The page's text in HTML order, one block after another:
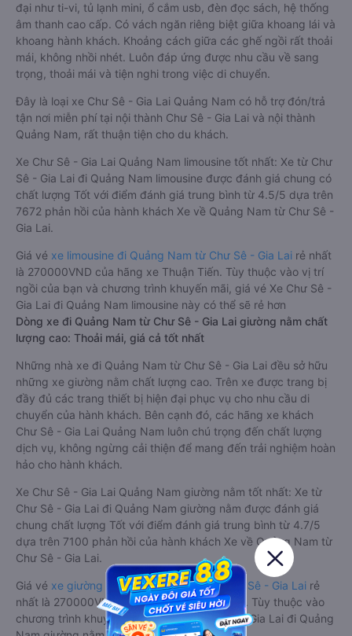
đại như ti-vi, tủ lạnh mini, ổ cắm usb, đèn đọc sách, hệ thống
âm thanh cao cấp. Có vách ngăn riêng biệt giữa khoang lái và
khoang hành khách. Khoảng cách giữa các ghế ngồi rất thoải
mái, không nhồi nhét. Luôn đáp ứng được nhu cầu về sang
trọng, thoải mái và tiện nghi trong việc di chuyển.
Đây là loại xe Chư Sê - Gia Lai Quảng Nam có hỗ trợ đón/trả
tận nơi miễn phí tại nội thành Chư Sê - Gia Lai và nội thành
Quảng Nam, rất thuận tiện cho du khách.
Xe Chư Sê - Gia Lai Quảng Nam limousine tốt nhất: Xe từ Chư
Sê - Gia Lai đi Quảng Nam limousine được đánh giá chung có
chất lượng Tốt với điểm đánh giá trung bình từ 4.5/5 dựa trên
7672 phản hồi của hành khách Xe về Quảng Nam từ Chư Sê -
Gia Lai.
Giá vé xe limousine đi Quảng Nam từ Chư Sê - Gia Lai rẻ nhất
là 270000VND của hãng xe Thuận Tiến. Tùy thuộc vào vị trí
ngồi của bạn và chương trình khuyến mãi, giá vé Xe Chư Sê -
Gia Lai đi Quảng Nam limousine này có thể sẽ rẻ hơn
Dòng xe đi Quảng Nam từ Chư Sê - Gia Lai giường nằm chất
lượng cao: Thoải mái, giá cả tốt nhất
Những nhà xe đi Quảng Nam từ Chư Sê - Gia Lai đều sở hữu
những xe giường nằm chất lượng cao. Trên xe được trang bị
đầy đủ các trang thiết bị hiện đại phục vụ cho nhu cầu di
chuyển của hành khách. Bên cạnh đó, các hãng xe khách
Chư Sê - Gia Lai Quảng Nam luôn chú trọng đến chất lượng
dịch vụ, không ngừng cải thiện để mang đến trải nghiệm hoàn
hảo cho hành khách.
Xe Chư Sê - Gia Lai Quảng Nam giường nằm tốt nhất: Xe từ
Chư Sê - Gia Lai đi Quảng Nam giường nằm được đánh giá
chung chất lượng Tốt với điểm đánh giá trung bình từ 4.7/5
dựa trên 7100 phản hồi của hành khách Xe về Quảng Nam từ
Chư Sê - Gia Lai.
Giá vé xe giường nằm đi Quảng Nam từ Chư Sê - Gia Lai rẻ
nhất là 270000VND của hãng xe Thuận Tiến. Tùy thuộc vào
chương trình khuyến mãi, giá vé Xe Chư Sê - Gia Lai đi Quảng